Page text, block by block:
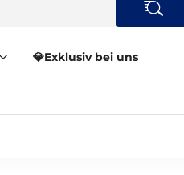
💎Exklusiv bei uns